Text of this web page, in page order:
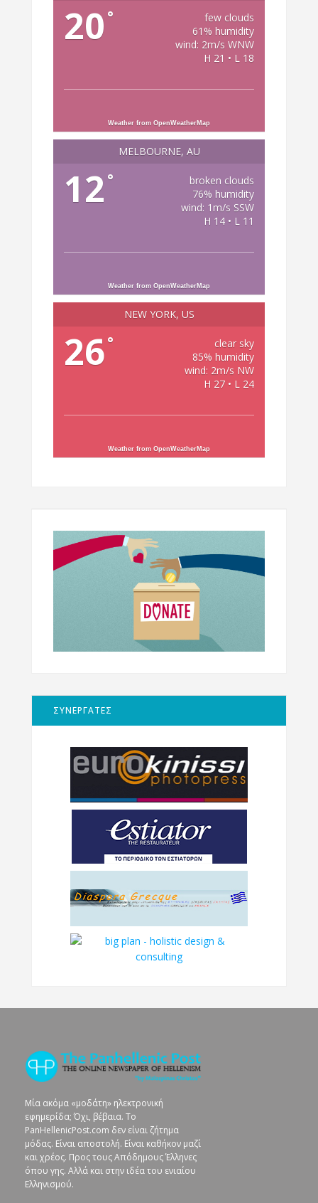
20 °
few clouds
61% humidity
wind: 2m/s WNW
H 21 • L 18
Weather from OpenWeatherMap
MELBOURNE, AU
12 °
broken clouds
76% humidity
wind: 1m/s SSW
H 14 • L 11
Weather from OpenWeatherMap
NEW YORK, US
26°
clear sky
85% humidity
wind: 2m/s NW
H 27 • L 24
Weather from OpenWeatherMap
ΣΥΝΕΡΓΑΤΕΣ
Μία ακόμα «μοδάτη» ηλεκτρονική
εφημερίδα; Όχι, βέβαια. To
PanHellenicPost.com δεν είναι ζήτημα
μόδας. Είναι αποστολή. Είναι καθήκον μαζί
και χρέος. Προς τους Απόδημους Έλληνες
όπου γης. Αλλά και στην ιδέα του ενιαίου
Ελληνισμού.